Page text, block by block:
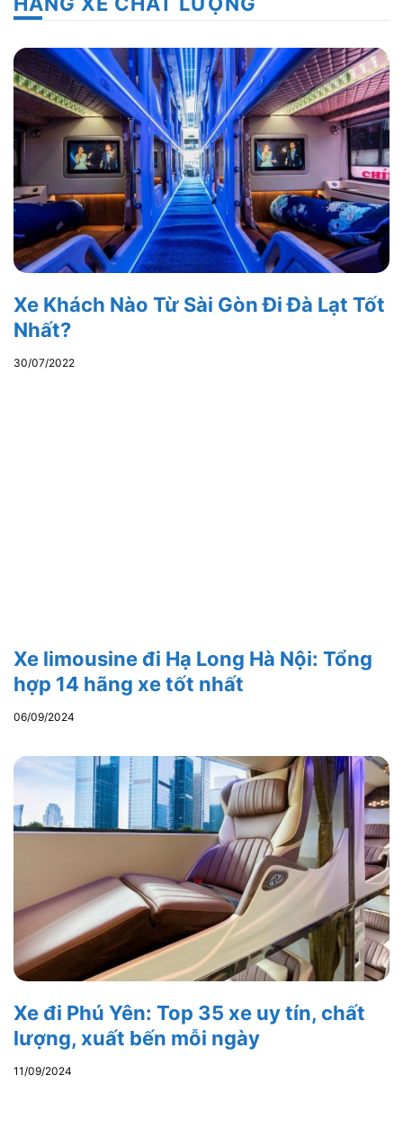
Xe Khách Nào Từ Sài Gòn Đi Đà Lạt Tốt
Nhất?
30/07/2022
Xe limousine đi Hạ Long Hà Nội: Tổng
hợp 14 hãng xe tốt nhất
06/09/2024
Xe đi Phú Yên: Top 35 xe uy tín, chất
lượng, xuất bến mỗi ngày
11/09/2024